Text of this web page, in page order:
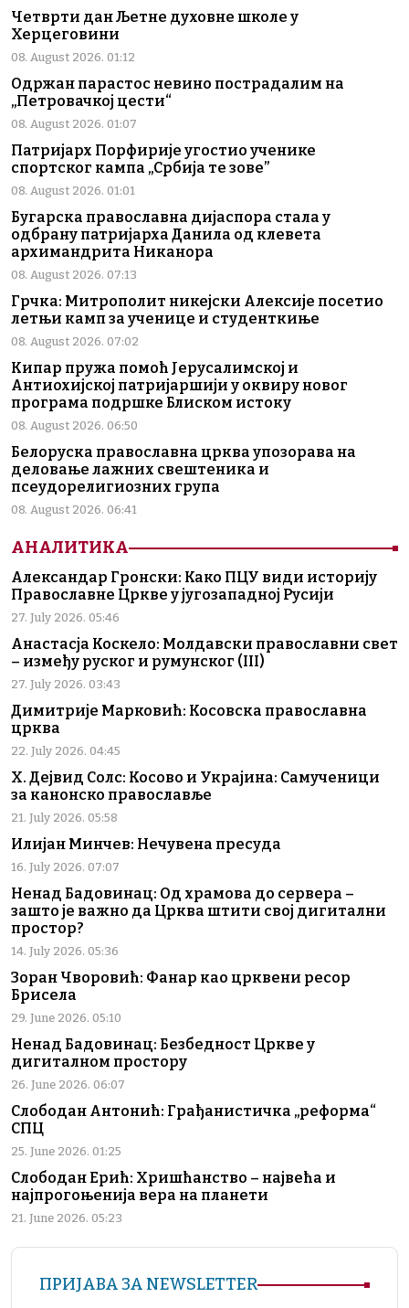
Четврти дан Љетне духовне школе у
Херцеговини
08. August 2026. 01:12
Одржан парастос невино пострадалим на
„Петровачкој цести“
08. August 2026. 01:07
Патријарх Порфирије угостио ученике
спортског кампа „Србија те зове”
08. August 2026. 01:01
Бугарска православна дијаспора стала у
одбрану патријарха Данила од клевета
архимандрита Никанора
08. August 2026. 07:13
Грчка: Митрополит никејски Алексије посетио
летњи камп за ученице и студенткиње
08. August 2026. 07:02
Кипар пружа помоћ Јерусалимској и
Антиохијској патријаршији у оквиру новог
програма подршке Блиском истоку
08. August 2026. 06:50
Белоруска православна црква упозорава на
деловање лажних свештеника и
псеудорелигиозних група
08. August 2026. 06:41
АНАЛИТИКА
Александар Гронски: Како ПЦУ види историју
Православне Цркве у југозападној Русији
27. July 2026. 05:46
Анастасја Коскело: Молдавски православни свет
– између руског и румунског (III)
27. July 2026. 03:43
Димитрије Марковић: Косовска православна
црква
22. July 2026. 04:45
Х. Дејвид Солс: Косово и Украјина: Самученици
за канонско православље
21. July 2026. 05:58
Илијан Минчев: Нечувена пресуда
16. July 2026. 07:07
Ненад Бадовинац: Од храмова до сервера –
зашто је важно да Црква штити свој дигитални
простор?
14. July 2026. 05:36
Зоран Чворовић: Фанар као црквени ресор
Брисела
29. June 2026. 05:10
Ненад Бадовинац: Безбедност Цркве у
дигиталном простору
26. June 2026. 06:07
Слободан Антонић: Грађанистичка „реформа“
СПЦ
25. June 2026. 01:25
Слободан Ерић: Хришћанство – највећа и
најпрогоњенија вера на планети
21. June 2026. 05:23
ПРИЈАВА ЗА NEWSLETTER